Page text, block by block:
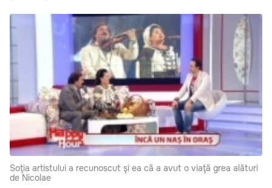
Soţia artistului a recunoscut şi ea că a avut o viaţă grea alături
de Nicolae